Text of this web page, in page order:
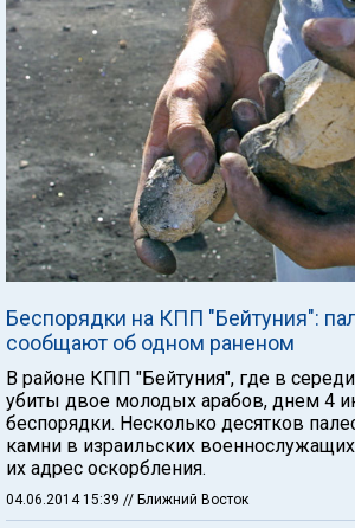
Беспорядки на КПП "Бейтуния":
сообщают об одном раненом
В районе КПП "Бейтуния", где в
убиты двое молодых арабов, днем 4
беспорядки. Несколько десятков
камни в израильских
их адрес оскорбления.
04.06.2014 15:39 // Ближний Восток